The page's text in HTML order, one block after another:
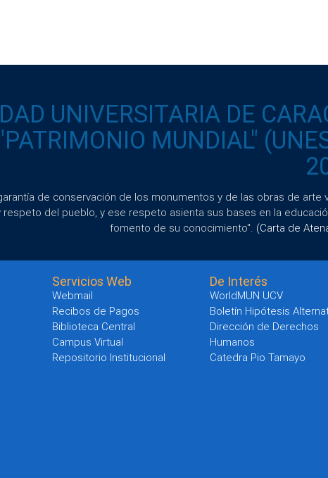
UNIVERSITARIA DE
MUNDIAL"
de conservación de los monumentos y de las obras de arte
respeto del pueblo, y ese respeto asienta sus bases en la
fomento de su conocimiento". (Carta de
Servicios Web
Webmail
Recibos de Pagos
Biblioteca Central
Campus Virtual
Repositorio Institucional
De Interés
WorldMUN UCV
Boletín Hipótesis
Dirección de Derechos
Humanos
Catedra Pio Tamayo